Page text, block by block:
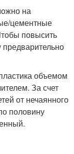
на
цементные
повысить
объемом
За счет
от нечаянного
половину